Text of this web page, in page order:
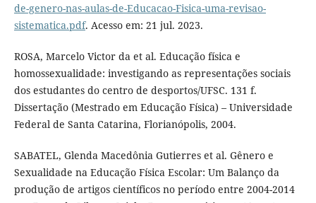
de-genero-nas-aulas-de-Educacao-Fisica-uma-revisao-
sistematica.pdf. Acesso em: 21 jul. 2023.
ROSA, Marcelo Victor da et al. Educação física e
homossexualidade: investigando as representações sociais
dos estudantes do centro de desportos/UFSC. 131 f.
Dissertação (Mestrado em Educação Física) – Universidade
Federal de Santa Catarina, Florianópolis, 2004.
SABATEL, Glenda Macedônia Gutierres et al. Gênero e
Sexualidade na Educação Física Escolar: Um Balanço da
produção de artigos científicos no período entre 2004-2014